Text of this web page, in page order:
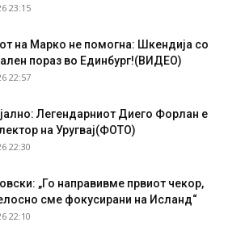
23:15
на Марко не помогна: Шкендија со
пораз во Единбург!(ВИДЕО)
22:57
Легендарниот Диего Форлан е
на Уругвај(ФОТО)
22:30
„Го направивме првиот чекор,
сме фокусирани на Исланд“
22:10